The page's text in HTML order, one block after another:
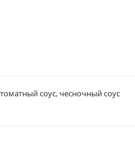
соус, чесночный соус